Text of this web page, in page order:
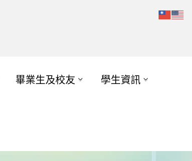
畢業生及校友 學生資訊